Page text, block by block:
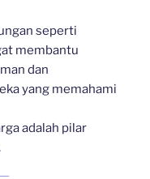
seperti
membantu
dan
yang memahami
adalah pilar